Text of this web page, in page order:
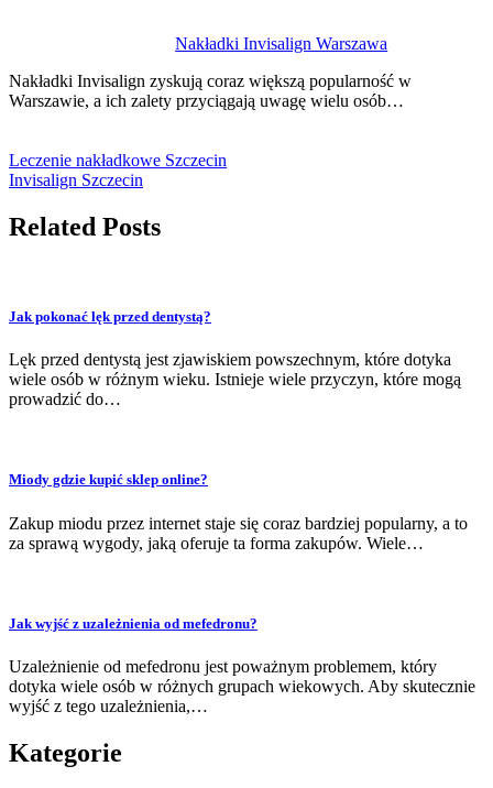
Nakładki Invisalign Warszawa
Nakładki Invisalign zyskują coraz większą popularność w
Warszawie, a ich zalety przyciągają uwagę wielu osób…
Leczenie nakładkowe Szczecin
Invisalign Szczecin
Related Posts
Jak pokonać lęk przed dentystą?
Lęk przed dentystą jest zjawiskiem powszechnym, które dotyka
wiele osób w różnym wieku. Istnieje wiele przyczyn, które mogą
prowadzić do…
Miody gdzie kupić sklep online?
Zakup miodu przez internet staje się coraz bardziej popularny, a to
za sprawą wygody, jaką oferuje ta forma zakupów. Wiele…
Jak wyjść z uzależnienia od mefedronu?
Uzależnienie od mefedronu jest poważnym problemem, który
dotyka wiele osób w różnych grupach wiekowych. Aby skutecznie
wyjść z tego uzależnienia,…
Kategorie